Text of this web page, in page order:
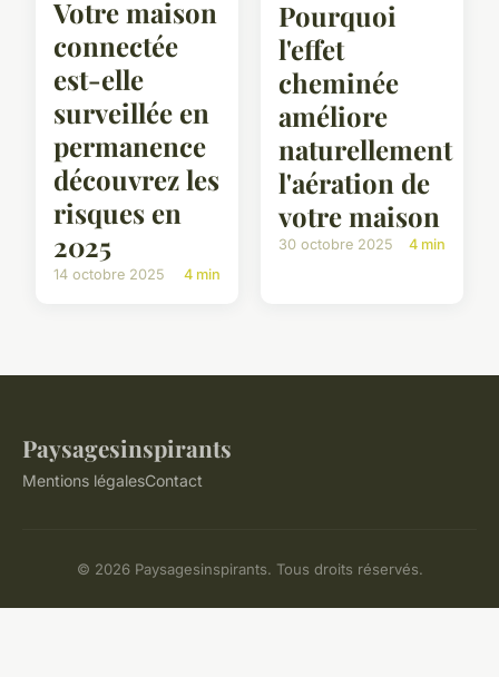
Votre maison
connectée
est-elle
surveillée en
permanence
découvrez les
risques en
2025
14 octobre 2025 4 min
Pourquoi
l'effet
cheminée
améliore
naturellement
l'aération de
votre maison
30 octobre 2025 4 min
Paysagesinspirants
Mentions légalesContact
© 2026 Paysagesinspirants. Tous droits réservés.